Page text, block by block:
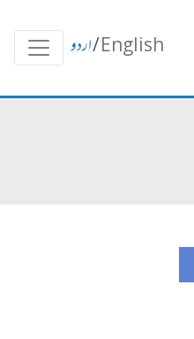
English
/اردو